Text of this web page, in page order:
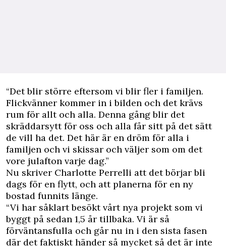
“Det blir större eftersom vi blir fler i familjen.
Flickvänner kommer in i bilden och det krävs
rum för allt och alla. Denna gång blir det
skräddarsytt för oss och alla får sitt på det sätt
de vill ha det. Det här är en dröm för alla i
familjen och vi skissar och väljer som om det
vore julafton varje dag.”
Nu skriver Charlotte Perrelli att det börjar bli
dags för en flytt, och att planerna för en ny
bostad funnits länge.
“Vi har såklart besökt vårt nya projekt som vi
byggt på sedan 1,5 år tillbaka. Vi är så
förväntansfulla och går nu in i den sista fasen
där det faktiskt händer så mycket så det är inte